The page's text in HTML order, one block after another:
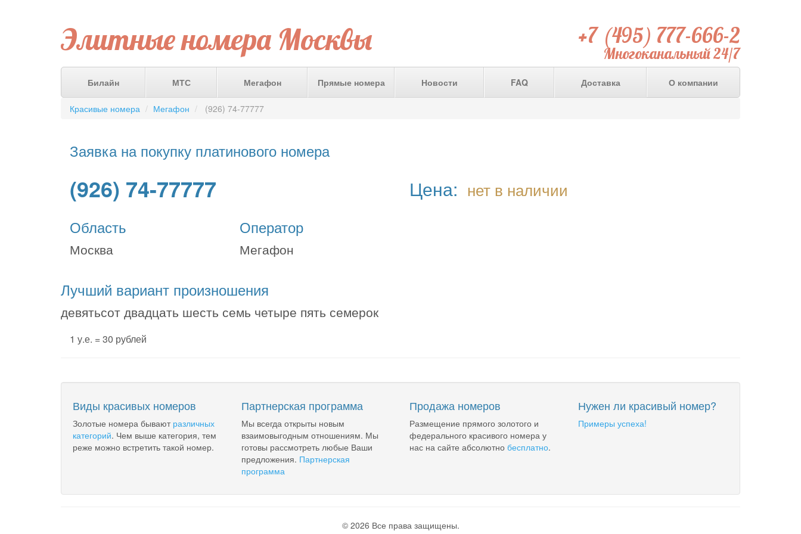
Элитные номера Москвы +7 (495) 777-666-2
Многоканальный 24/7
Билайн МТС Мегафон Прямые номера Новости FAQ Доставка О компании
Красивые номера Мегафон (926) 74-77777
Заявка на покупку платинового номера
(926) 74-77777 Цена: нет в наличии
Область
Москва
Оператор
Мегафон
Лучший вариант произношения
девятьсот двадцать шесть семь четыре пять семерок
1 у.е. = 30 рублей
Виды красивых номеров
Золотые номера бывают различных
категорий. Чем выше категория, тем
реже можно встретить такой номер.
Партнерская программа
Мы всегда открыты новым
взаимовыгодным отношениям. Мы
готовы рассмотреть любые Ваши
предложения. Партнерская
программа
Продажа номеров
Размещение прямого золотого и
федерального красивого номера у
нас на сайте абсолютно бесплатно.
Нужен ли красивый номер?
Примеры успеха!
© 2026 Все права защищены.